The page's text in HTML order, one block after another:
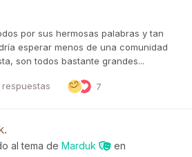
por sus hermosas palabras y tan
esperar menos de una comunidad
son todos bastante grandes...
respuestas 7
al tema de Marduk en